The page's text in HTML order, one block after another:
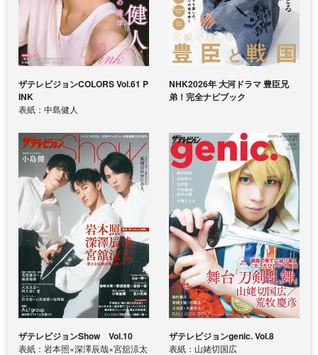
ザテレビジョンCOLORS Vol.61 P
INK
表紙：中島健人
NHK2026年 大河ドラマ 豊臣兄
弟！完全ナビブック
ザテレビジョンShow Vol.10
表紙：岩本照×深澤辰哉×宮舘涼太
ザテレビジョンgenic. Vol.8
表紙：山姥切国広